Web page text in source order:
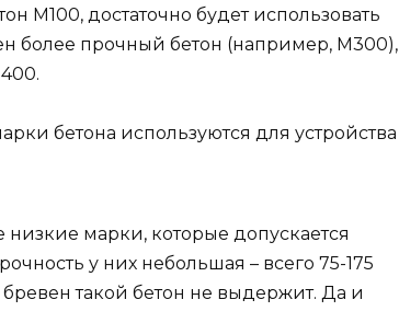
М100, достаточно будет использовать
более прочный бетон (например, М300),
бетона используются для устройства
низкие марки, которые допускается
у них небольшая – всего 75-175
такой бетон не выдержит. Да и